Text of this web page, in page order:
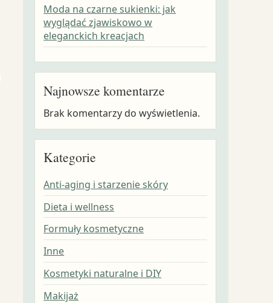
Moda na czarne sukienki: jak
wyglądać zjawiskowo w
eleganckich kreacjach
Najnowsze komentarze
Brak komentarzy do wyświetlenia.
Kategorie
Anti-aging i starzenie skóry
Dieta i wellness
Formuły kosmetyczne
Inne
Kosmetyki naturalne i DIY
Makijaż